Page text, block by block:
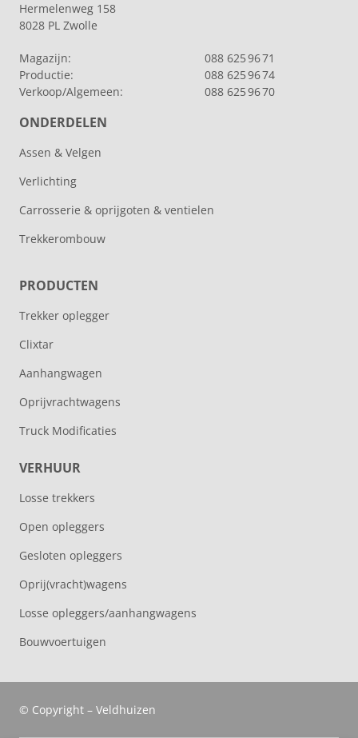
Hermelenweg 158
8028 PL Zwolle
Magazijn:
088 625 96 71
Productie:
088 625 96 74
Verkoop/Algemeen:
088 625 96 70
ONDERDELEN
Assen & Velgen
Verlichting
Carrosserie & oprijgoten & ventielen
Trekkerombouw
PRODUCTEN
Trekker oplegger
Clixtar
Aanhangwagen
Oprijvrachtwagens
Truck Modificaties
VERHUUR
Losse trekkers
Open opleggers
Gesloten opleggers
Oprij(vracht)wagens
Losse opleggers/aanhangwagens
Bouwvoertuigen
© Copyright – Veldhuizen